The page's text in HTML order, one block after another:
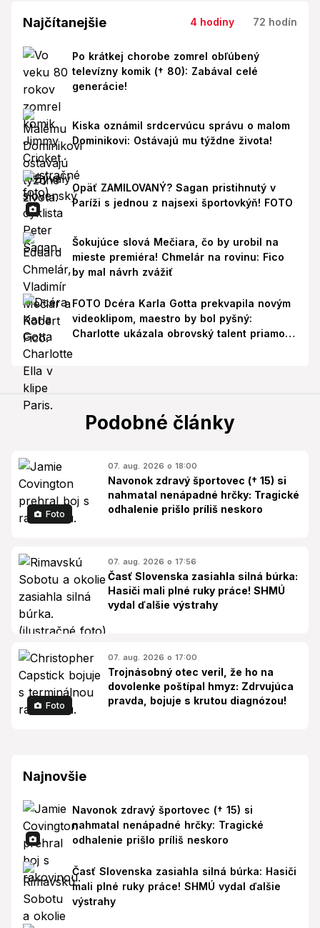
Najčítanejšie 4 hodiny 72 hodín
Po krátkej chorobe zomrel obľúbený
televízny komik († 80): Zabával celé
generácie!
Kiska oznámil srdcervúcu správu o malom
Dominikovi: Ostávajú mu týždne života!
Opäť ZAMILOVANÝ? Sagan pristihnutý v
Paríži s jednou z najsexi športovkýň! FOTO
Šokujúce slová Mečiara, čo by urobil na
mieste premiéra! Chmelár na rovinu: Fico
by mal návrh zvážiť
FOTO Dcéra Karla Gotta prekvapila novým
videoklipom, maestro by bol pyšný:
Charlotte ukázala obrovský talent priamo v
Podobné články
Foto
07. aug. 2026 o 18:00
Navonok zdravý športovec († 15) si
nahmatal nenápadné hrčky: Tragické
odhalenie prišlo príliš neskoro
07. aug. 2026 o 17:56
Časť Slovenska zasiahla silná búrka:
Hasiči mali plné ruky práce! SHMÚ
vydal ďalšie výstrahy
Foto
07. aug. 2026 o 17:00
Trojnásobný otec veril, že ho na
dovolenke poštípal hmyz: Zdrvujúca
pravda, bojuje s krutou diagnózou!
Najnovšie
Navonok zdravý športovec († 15) si
nahmatal nenápadné hrčky: Tragické
odhalenie prišlo príliš neskoro
Časť Slovenska zasiahla silná búrka: Hasiči
mali plné ruky práce! SHMÚ vydal ďalšie
výstrahy